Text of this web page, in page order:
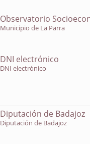
Observatorio
Municipio de La Parra
DNI electrónico
DNI electrónico
Diputación de Badajoz
Diputación de Badajoz